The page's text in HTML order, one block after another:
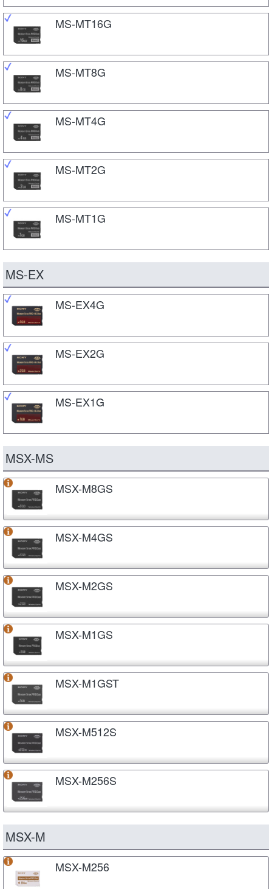
MS-MT16G
MS-MT8G
MS-MT4G
MS-MT2G
MS-MT1G
MS-EX
MS-EX4G
MS-EX2G
MS-EX1G
MSX-MS
MSX-M8GS
MSX-M4GS
MSX-M2GS
MSX-M1GS
MSX-M1GST
MSX-M512S
MSX-M256S
MSX-M
MSX-M256